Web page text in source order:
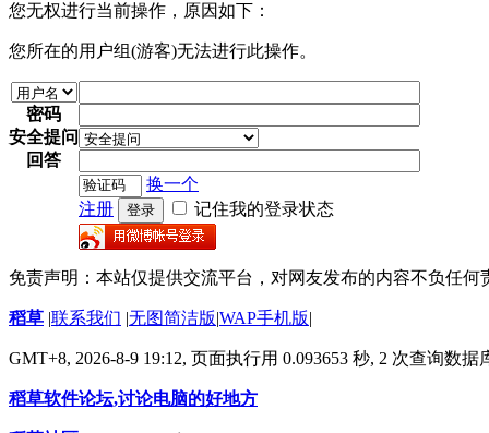
您无权进行当前操作，原因如下：
您所在的用户组(游客)无法进行此操作。
密码
安全提问
回答
换一个
注册
登录 记住我的登录状态
免责声明：本站仅提供交流平台，对网友发布的内容不负任
稻草 |联系我们 |无图简洁版|WAP手机版|
GMT+8, 2026-8-9 19:12, 页面执行用 0.093653 秒, 2 次查询数
稻草软件论坛,讨论电脑的好地方